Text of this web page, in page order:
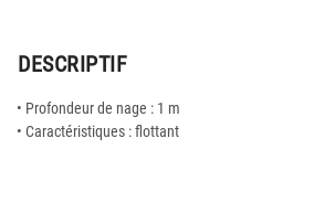
DESCRIPTIF
• Profondeur de nage : 1 m
• Caractéristiques : flottant